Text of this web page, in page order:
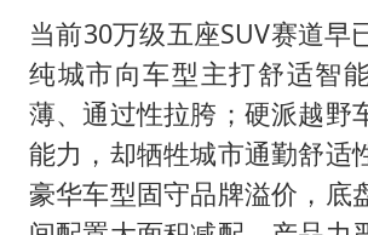
当前30万级五座SUV赛道早
纯城市向车型主打舒适智
薄、通过性拉胯；硬派越野
能力，却牺牲城市通勤舒适
豪华车型固守品牌溢价，底